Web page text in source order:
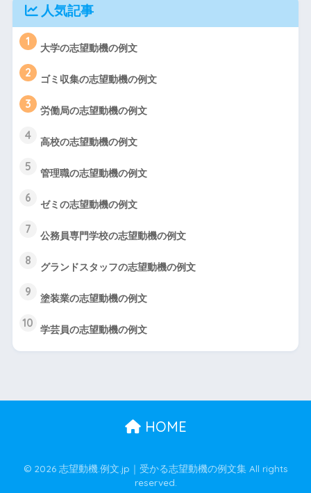
人気記事
1 大学の志望動機の例文
2 ゴミ収集の志望動機の例文
3 労働局の志望動機の例文
4 高校の志望動機の例文
5 管理職の志望動機の例文
6 ゼミの志望動機の例文
7 公務員専門学校の志望動機の例文
8 グランドスタッフの志望動機の例文
9 塗装業の志望動機の例文
10 学芸員の志望動機の例文
HOME
© 2026 志望動機.例文.jp｜受かる志望動機の例文集 All rights
reserved.